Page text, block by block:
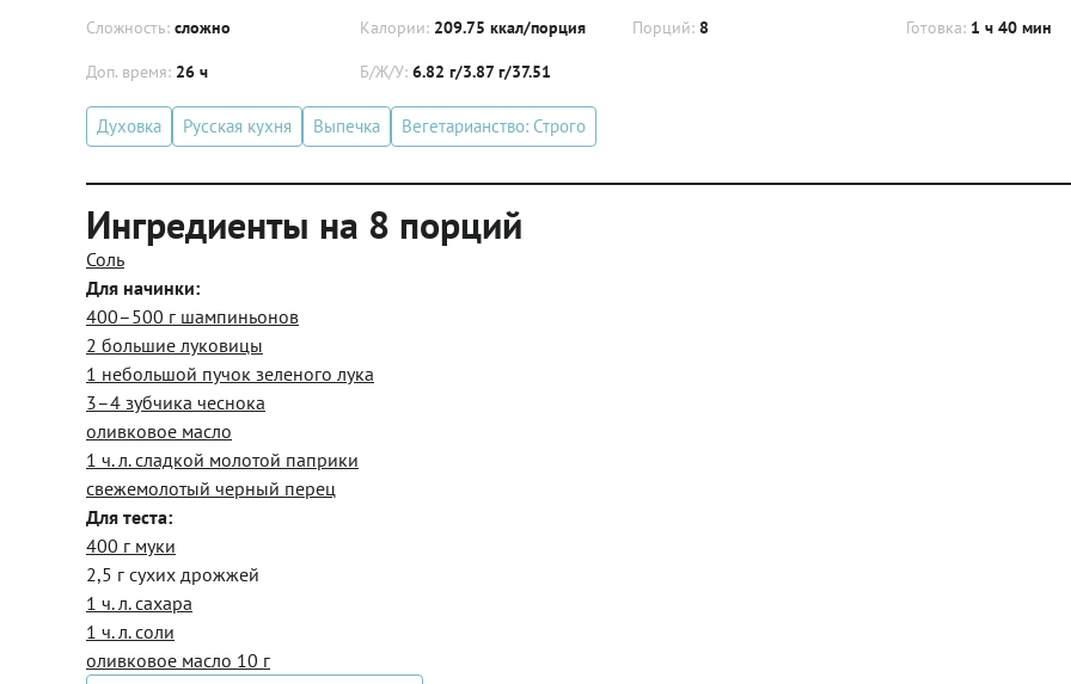
Сложность: сложно Калории: 209.75 ккал/порция Порций: 8 Готовка: 1 ч 40 мин
Доп. время: 26 ч Б/Ж/У: 6.82 г/3.87 г/37.51
Духовка Русская кухня Выпечка Вегетарианство: Строго
Ингредиенты на 8 порций
Соль
Для начинки:
400–500 г шампиньонов
2 большие луковицы
1 небольшой пучок зеленого лука
3–4 зубчика чеснока
оливковое масло
1 ч. л. сладкой молотой паприки
свежемолотый черный перец
Для теста:
400 г муки
2,5 г сухих дрожжей
1 ч. л. сахара
1 ч. л. соли
оливковое масло 10 г